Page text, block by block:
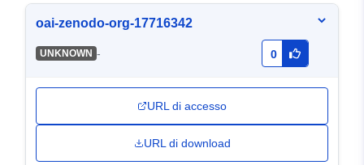
oai-zenodo-org-17716342
UNKNOWN - 0
URL di accesso
URL di download